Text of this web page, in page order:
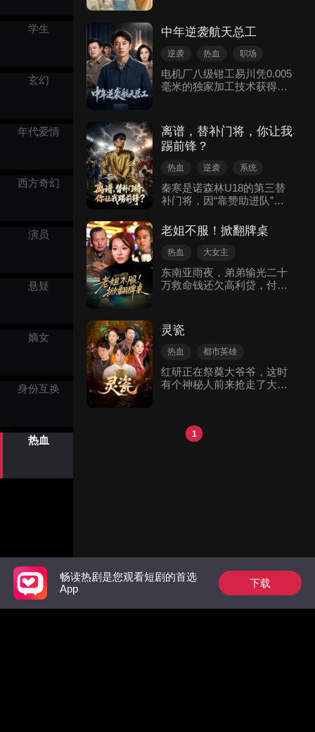
学生
玄幻
年代爱情
西方奇幻
演员
悬疑
嫡女
身份互换
热血
法拉利，变卖资产赔偿后倾
家荡产，走投无路只能低头
求助赵木。最终赵木凭诚信
与手艺将小店做成连锁品
牌，陈真则打工还债，彻底
认清自己的错误。
四个美艳小姨分别是女战
神，影后，神医，和商界女
王，找到悠悠后，团宠悠
中年逆袭航天总工
逆袭 热血
职场
冒名顶替
现实
电机厂八级钳工易川凭0.005
毫米的独家加工技术获得航
用职权窃取并恶意开除。他
受邀加入江城机械厂，在开
工仪式上当场揭穿何大茂的
冒名顶替行为。此后易川攻
克0.003毫米超高精度难题，
升任航天工程精密加工总负
责人。功成名就后，他开办
给年轻工人，完成技术传
承。
离谱，替补门将，你让我
踢前锋？
热血 逆袭 系统
秦寒是诺森林U18的第三替
补门将，因“靠赞助进队”被
尔甚至当众摔碎了他的平
板。在一场必输的比赛中，
秦寒被迫登场，却意外激活
通过分析百场比赛，他获得
了预判、贝氏弧线、金色轰
头球绝平，再到联赛首秀独
造四球，秦寒一路逆袭。他
从门将改打中场、后卫，凭
借超强天赋和系统加持，不
仅打脸所有轻视的人，更带
领诺森林青年军在英联杯完
的建队核心。
老姐不服！掀翻牌桌
热血
大女主
现代都市
东南亚雨夜，弟弟输光二十
万救命钱还欠高利贷，付梓
场：“要么一起赢，要么一起
死”。 她用美甲粉标记牌、
藏摄像头取证，戳破骗局时
高利贷疯狂加码，逼得骗子
抵押房产赌命。看着对方内
血洗百万筹码。 赢局后她只
掠本金，余款甩给其他受骗
灵瓷
热血
都市英雄
东方玄幻
红研正在祭奠大爷爷，这时
有个神秘人前来抢走了大爷
笔记中的秘密，得知了雾隐
1
畅读热剧是您观看短剧的首选
App
下载